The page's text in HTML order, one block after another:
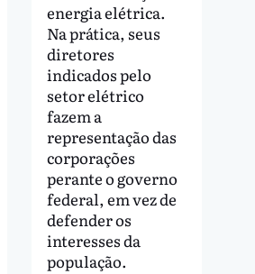
energia elétrica.
Na prática, seus
diretores
indicados pelo
setor elétrico
fazem a
representação das
corporações
perante o governo
federal, em vez de
defender os
interesses da
população.